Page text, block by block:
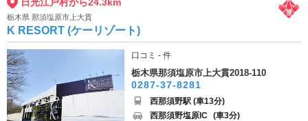
栃木県 那須塩原市上大貫
K RESORT (ケーリゾート)
口コミ - 件
栃木県那須塩原市上大貫2018-110
0287-37-8281
西那須野駅 (車13分)
西那須野塩原IC (車3分)